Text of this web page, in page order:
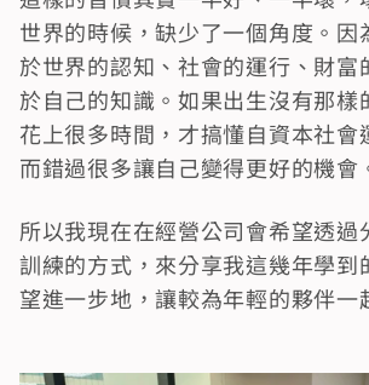
世界的時候，缺少了一個角度。因
於世界的認知、社會的運行、財富
於自己的知識。如果出生沒有那樣
花上很多時間，才搞懂自資本社會
而錯過很多讓自己變得更好的機會
所以我現在在經營公司會希望透過
訓練的方式，來分享我這幾年學到
望進一步地，讓較為年輕的夥伴一